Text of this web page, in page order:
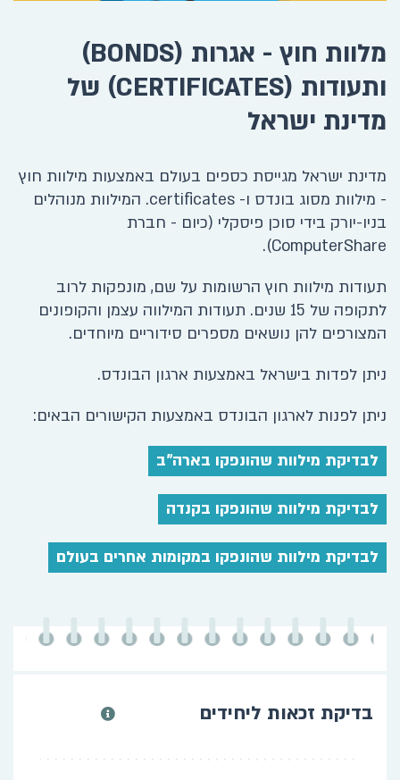
מלוות חוץ - אגרות (BONDS)
ותעודות (CERTIFICATES) של
מדינת ישראל
מדינת ישראל מגייסת כספים בעולם באמצעות מילוות חוץ
- מילוות מסוג בונדס ו- certificates. המילוות מנוהלים
בניו-יורק בידי סוכן פיסקלי (כיום - חברת
ComputerShare).
תעודות מילוות חוץ הרשומות על שם, מונפקות לרוב
לתקופה של 15 שנים. תעודות המילווה עצמן והקופונים
המצורפים להן נושאים מספרים סידוריים מיוחדים.
ניתן לפדות בישראל באמצעות ארגון הבונדס.
ניתן לפנות לארגון הבונדס באמצעות הקישורים הבאים:
לבדיקת מילוות שהונפקו בארה"ב
לבדיקת מילוות שהונפקו בקנדה
לבדיקת מילוות שהונפקו במקומות אחרים בעולם
בדיקת זכאות ליחידים